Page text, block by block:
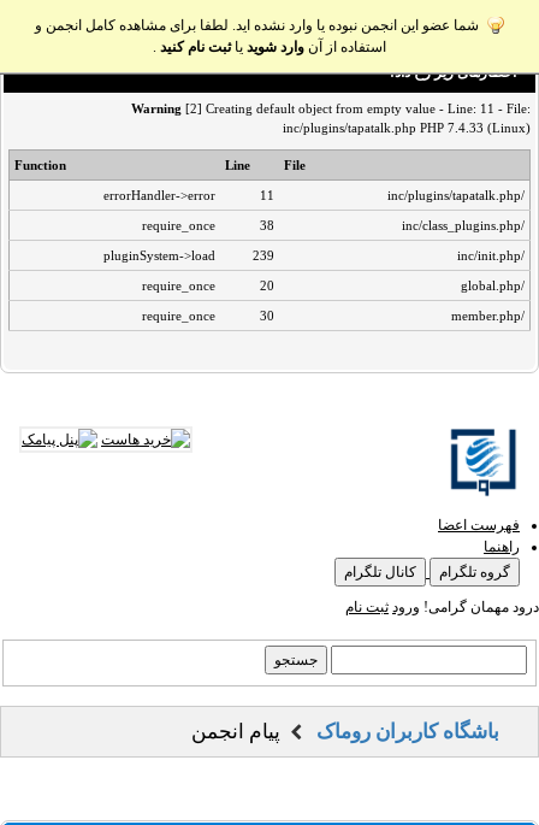
شما عضو این انجمن نبوده یا وارد نشده اید. لطفا برای مشاهده کامل انجمن و
استفاده از آن وارد شوید یاثبت نام کنید .
اخطار‌های زیر رخ داد:
Warning [2] Creating default object from empty value - Line: 11 - File:
inc/plugins/tapatalk.php PHP 7.4.33 (Linux)
File
Line
Function
/inc/plugins/tapatalk.php
11
errorHandler->error
/inc/class_plugins.php
38
require_once
/inc/init.php
239
pluginSystem->load
/global.php
20
require_once
/member.php
30
require_once
فهرست اعضا
راهنما
گروه تلگرام
کانال تلگرام
درود مهمان گرامی! ورود ثبت نام
باشگاه کاربران روماک پیام انجمن